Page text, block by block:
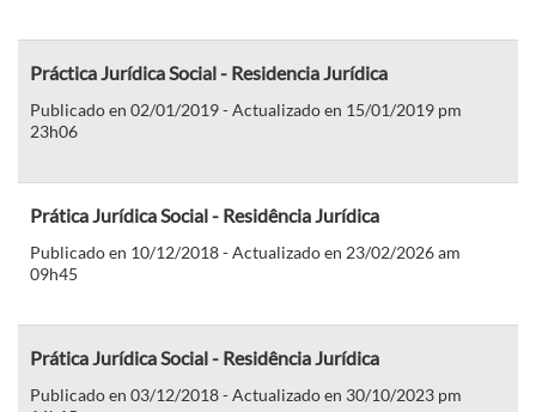
Práctica Jurídica Social - Residencia Jurídica
Publicado en 02/01/2019 - Actualizado en 15/01/2019 pm
23h06
Prática Jurídica Social - Residência Jurídica
Publicado en 10/12/2018 - Actualizado en 23/02/2026 am
09h45
Prática Jurídica Social - Residência Jurídica
Publicado en 03/12/2018 - Actualizado en 30/10/2023 pm